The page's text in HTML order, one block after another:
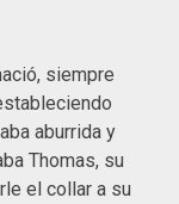
siempre
aburrida y
Thomas, su
el collar a su